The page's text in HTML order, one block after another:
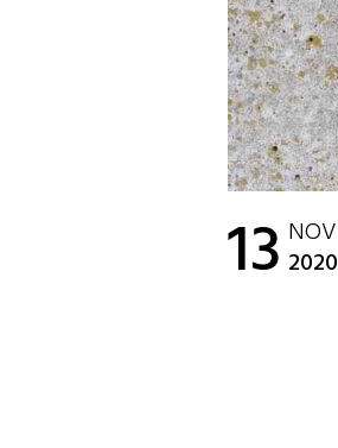
13 NOV
2020